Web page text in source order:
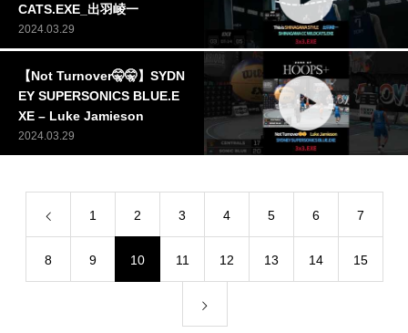
CATS.EXE_出羽崚一
2024.03.29
【Not Turnover🤫🤫】SYDN
EY SUPERSONICS BLUE.E
XE – Luke Jamieson
2024.03.29
1 2 3 4 5 6 7
8 9 10 11 12 13 14 15